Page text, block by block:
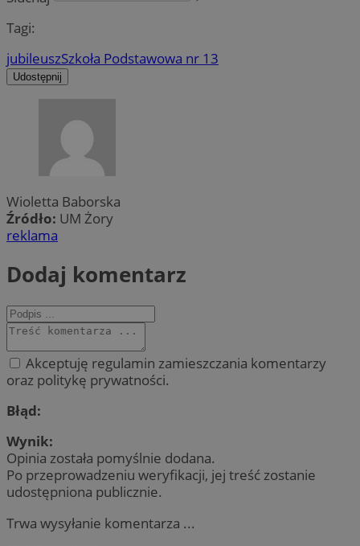
Tagi:
jubileuszSzkoła Podstawowa nr 13
Udostępnij
Wioletta Baborska
Źródło: UM Żory
reklama
Dodaj komentarz
Akceptuję regulamin zamieszczania komentarzy
oraz politykę prywatności.
Błąd:
Wynik:
Opinia została pomyślnie dodana.
Po przeprowadzeniu weryfikacji, jej treść zostanie
udostępniona publicznie.
Trwa wysyłanie komentarza ...